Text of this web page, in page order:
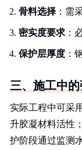
骨料选择 ：需
密实度要求 ：
保护层厚度 ：
三、施工中
实际工程中可采
升胶凝材料活性
护阶段通过监测